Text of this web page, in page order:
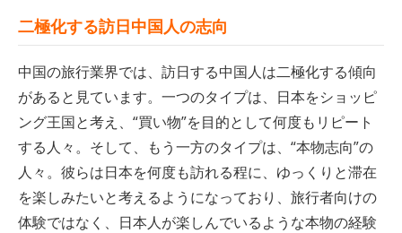
二極化する訪日中国人の志向
中国の旅行業界では、訪日する中国人は二極化する傾向
があると見ています。一つのタイプは、日本をショッピ
ング王国と考え、“買い物”を目的として何度もリピート
する人々。そして、もう一方のタイプは、“本物志向”の
人々。彼らは日本を何度も訪れる程に、ゆっくりと滞在
を楽しみたいと考えるようになっており、旅行者向けの
体験ではなく、日本人が楽しんでいるような本物の経験